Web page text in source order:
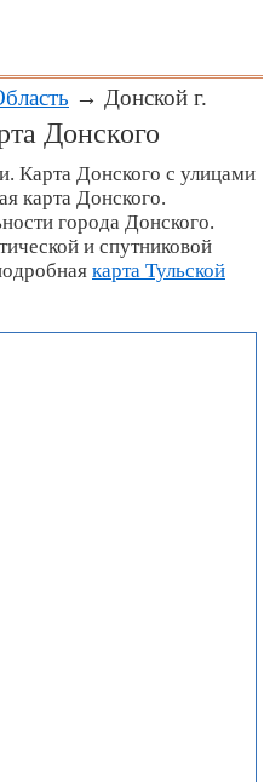
→ Донской г.
Донского
Карта Донского с улицами
карта Донского.
города Донского.
и спутниковой
карта Тульской